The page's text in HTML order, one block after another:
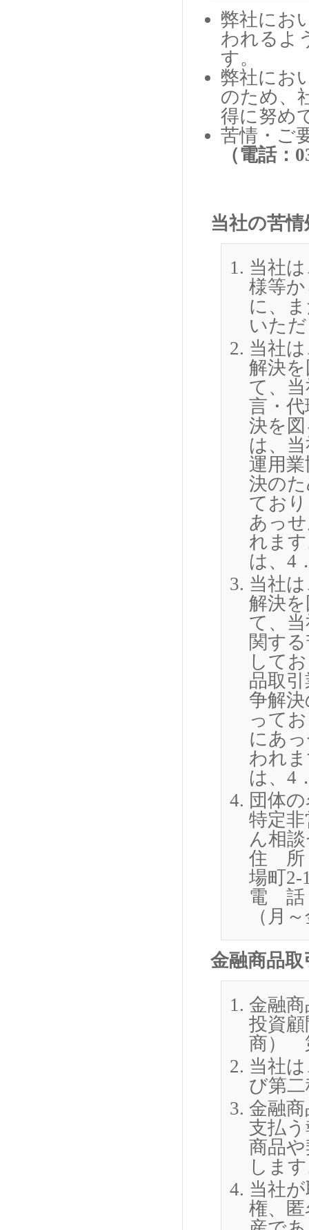
弊社にお
われるよ
す。
弊社にお
のため、
得に努め
苦情・ご
（電話：
当社の苦
当社
様等
に、
いた
当社
解決
て、
言・
決を
は、
運用
決の
てお
あっ
れま
は、4
当社
解決
て、
関す
して
品取
争解
って
にあ
われ
は、4
団体
特定
ん相
住 所
場町2-
電 話
（月
金融商品
金融
投資
商）
当社
び第
金融
支払
商品
しま
当社
権、